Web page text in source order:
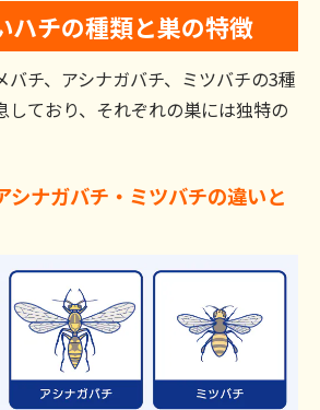
ハチの種類と巣の特徴
バチ、アシナガバチ、ミツバチの3種
しており、それぞれの巣には独特の
シナガバチ・ミツバチの違いと